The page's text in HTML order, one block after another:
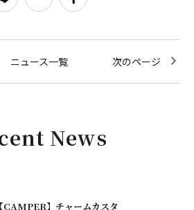
ニュース一覧 次のページ
News
【CAMPER】チャームカスタ